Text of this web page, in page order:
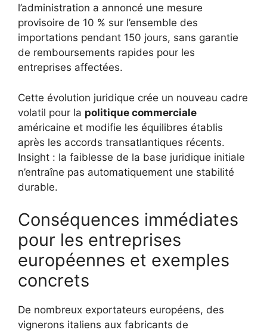
l’administration a annoncé une mesure
provisoire de 10 % sur l’ensemble des
importations pendant 150 jours, sans garantie
de remboursements rapides pour les
entreprises affectées.
Cette évolution juridique crée un nouveau cadre
volatil pour la politique commerciale
américaine et modifie les équilibres établis
après les accords transatlantiques récents.
Insight : la faiblesse de la base juridique initiale
n’entraîne pas automatiquement une stabilité
durable.
Conséquences immédiates
pour les entreprises
européennes et exemples
concrets
De nombreux exportateurs européens, des
vignerons italiens aux fabricants de